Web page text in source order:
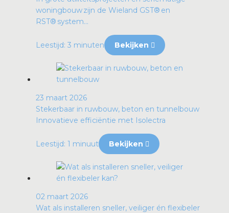
woningbouw zijn de Wieland GST® en
RST® system...
Leestijd: 3 minuten Bekijken
23 maart 2026
Stekerbaar in ruwbouw, beton en tunnelbouw
Innovatieve efficiëntie met Isolectra
Leestijd: 1 minuut Bekijken
02 maart 2026
Wat als installeren sneller, veiliger én flexibeler